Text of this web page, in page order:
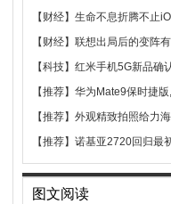
【财经】 生命不息折腾不止
【财经】 联想出局后的变阵
【科技】 红米手机5G新品确
【推荐】 华为Mate9保时捷
【推荐】 外观精致拍照给力
【推荐】 诺基亚2720回归最
图文阅读